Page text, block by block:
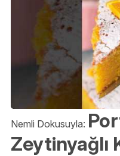
Nemli Dokusuyla:
Zeytinyağlı